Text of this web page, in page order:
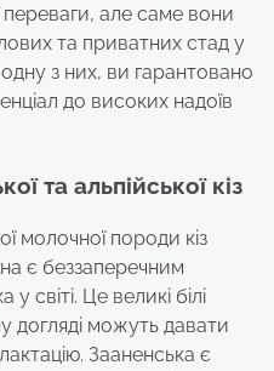
але саме вони
та приватних стад у
з них, ви гарантовано
до високих надоїв
та альпійської кіз
молочної породи кіз
є беззаперечним
світі. Це великі білі
догляді можуть давати
Зааненська є